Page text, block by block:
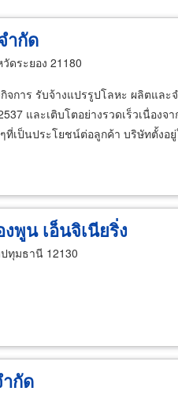
ำกัด
ระยอง 21180
จการ รับจ้างแปรรูปโลหะ ผลิตและ
และเติบโตอย่างรวดเร็วเนื่อง
ที่เป็นประโยชน์ต่อลูกค้า บริษัทตั้งอ
พูน เอ็นจิเนียริ่ง
ทุมธานี 12130
กัด